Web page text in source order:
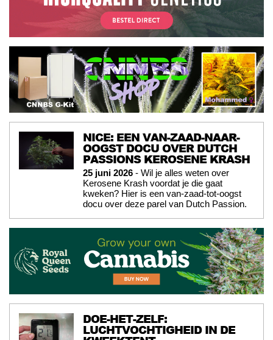
NICE: EEN VAN-ZAAD-NAAR-
OOGST DOCU OVER DUTCH
PASSIONS KEROSENE KRASH
25 juni 2026 - Wil je alles weten over
Kerosene Krash voordat je die gaat
kweken? Hier is een van-zaad-tot-oogst
docu over deze parel van Dutch Passion.
DOE-HET-ZELF:
LUCHTVOCHTIGHEID IN DE